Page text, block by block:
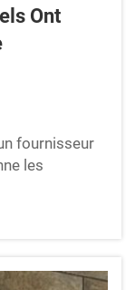
Ont
fournisseur
les
Lorsque les
pendant
ni se